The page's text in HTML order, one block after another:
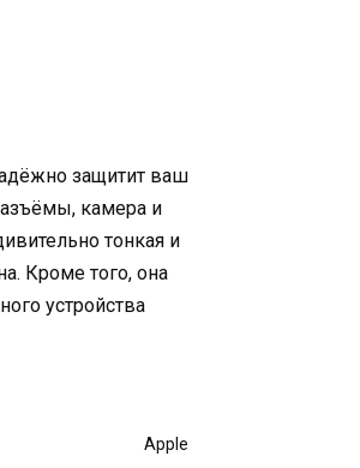
защитит ваш
камера и
тонкая и
Кроме того, она
устройства
Apple